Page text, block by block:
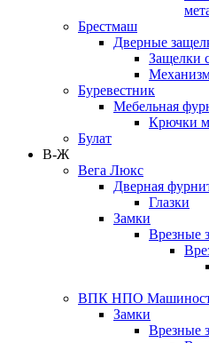
Брестмаш
Дверные
Защелки
Буревестник
Мебельная
Крючки
Булат
В-Ж
Вега Люкс
Дверная
Глазки
Замки
Врезные
ВПК НПО
Замки
Врезные